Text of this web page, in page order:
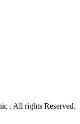
. All rights Reserved.